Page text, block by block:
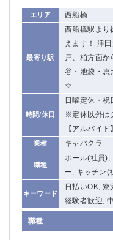
エリア 西船橋
最寄り駅
西船橋駅よ
えます！ 津
戸、柏方面
谷・池袋・恵
☆
時間/休日
日曜定休・
※定休以外は
【アルバイ
業種 キャバクラ
職種
ホール(社員),
ー, キッチン(
キーワード
日払いOK,
経験者歓迎,
職種